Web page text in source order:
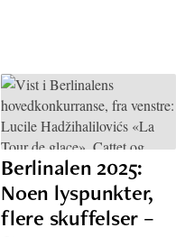
Berlinalen 2025:
Noen lyspunkter,
flere skuffelser –